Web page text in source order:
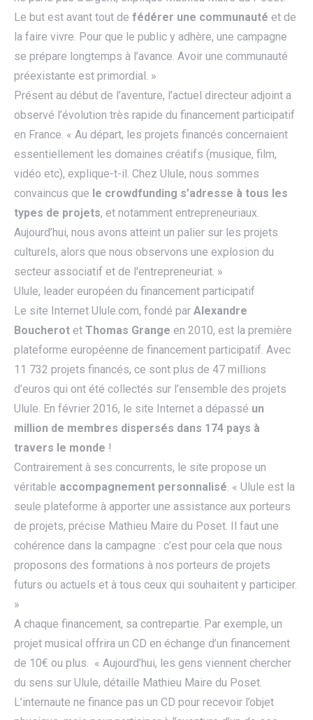
Le but est avant tout de fédérer une communauté et de
la faire vivre. Pour que le public y adhère, une campagne
se prépare longtemps à l’avance. Avoir une communauté
préexistante est primordial. »
Présent au début de l’aventure, l’actuel directeur adjoint a
observé l’évolution très rapide du financement participatif
en France. « Au départ, les projets financés concernaient
essentiellement les domaines créatifs (musique, film,
vidéo etc), explique-t-il. Chez Ulule, nous sommes
convaincus que le crowdfunding s’adresse à tous les
types de projets, et notamment entrepreneuriaux.
Aujourd’hui, nous avons atteint un palier sur les projets
culturels, alors que nous observons une explosion du
secteur associatif et de l'entrepreneuriat. »
Ulule, leader européen du financement participatif
Le site Internet Ulule.com, fondé par Alexandre
Boucherot et Thomas Grange en 2010, est la première
plateforme européenne de financement participatif. Avec
11 732 projets financés, ce sont plus de 47 millions
d’euros qui ont été collectés sur l’ensemble des projets
Ulule. En février 2016, le site Internet a dépassé un
million de membres dispersés dans 174 pays à
travers le monde !
Contrairement à ses concurrents, le site propose un
véritable accompagnement personnalisé. « Ulule est la
seule plateforme à apporter une assistance aux porteurs
de projets, précise Mathieu Maire du Poset. Il faut une
cohérence dans la campagne : c’est pour cela que nous
proposons des formations à nos porteurs de projets
futurs ou actuels et à tous ceux qui souhaitent y participer.
»
A chaque financement, sa contrepartie. Par exemple, un
projet musical offrira un CD en échange d’un financement
de 10€ ou plus. « Aujourd’hui, les gens viennent chercher
du sens sur Ulule, détaille Mathieu Maire du Poset.
L’internaute ne finance pas un CD pour recevoir l’objet